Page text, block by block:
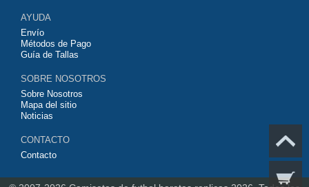
contáctanos y haremos lo posible para conseguirtela lo más barata
posible.
AYUDA
Envío
Métodos de Pago
Guía de Tallas
SOBRE NOSOTROS
Sobre Nosotros
Mapa del sitio
Noticias
CONTACTO
Contacto